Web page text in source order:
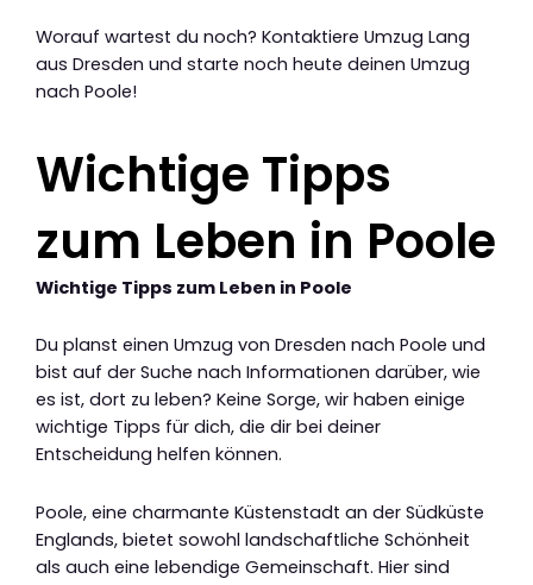
Worauf wartest du noch? Kontaktiere Umzug Lang
aus Dresden und starte noch heute deinen Umzug
nach Poole!
Wichtige Tipps
zum Leben in Poole
Wichtige Tipps zum Leben in Poole
Du planst einen Umzug von Dresden nach Poole und
bist auf der Suche nach Informationen darüber, wie
es ist, dort zu leben? Keine Sorge, wir haben einige
wichtige Tipps für dich, die dir bei deiner
Entscheidung helfen können.
Poole, eine charmante Küstenstadt an der Südküste
Englands, bietet sowohl landschaftliche Schönheit
als auch eine lebendige Gemeinschaft. Hier sind